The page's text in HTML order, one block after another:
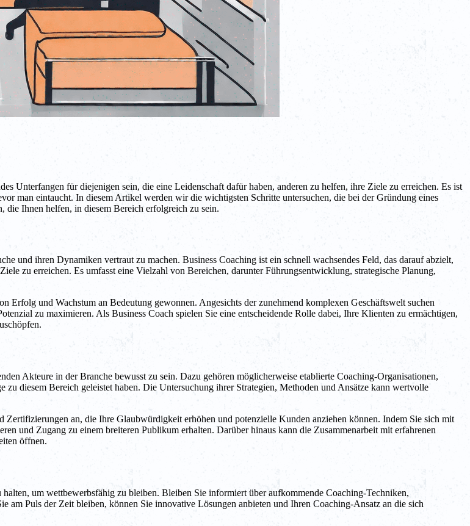
Unterfangen für diejenigen sein, die eine Leidenschaft dafür haben, anderen zu helfen, ihre Ziele zu erreichen. Es ist
man eintaucht. In diesem Artikel werden wir die wichtigsten Schritte untersuchen, die bei der Gründung eines
die Ihnen helfen, in diesem Bereich erfolgreich zu sein.
und ihren Dynamiken vertraut zu machen. Business Coaching ist ein schnell wachsendes Feld, das darauf abzielt,
zu erreichen. Es umfasst eine Vielzahl von Bereichen, darunter Führungsentwicklung, strategische Planung,
Erfolg und Wachstum an Bedeutung gewonnen. Angesichts der zunehmend komplexen Geschäftswelt suchen
zu maximieren. Als Business Coach spielen Sie eine entscheidende Rolle dabei, Ihre Klienten zu ermächtigen,
Akteure in der Branche bewusst zu sein. Dazu gehören möglicherweise etablierte Coaching-Organisationen,
diesem Bereich geleistet haben. Die Untersuchung ihrer Strategien, Methoden und Ansätze kann wertvolle
an, die Ihre Glaubwürdigkeit erhöhen und potenzielle Kunden anziehen können. Indem Sie sich mit
und Zugang zu einem breiteren Publikum erhalten. Darüber hinaus kann die Zusammenarbeit mit erfahrenen
öffnen.
um wettbewerbsfähig zu bleiben. Bleiben Sie informiert über aufkommende Coaching-Techniken,
am Puls der Zeit bleiben, können Sie innovative Lösungen anbieten und Ihren Coaching-Ansatz an die sich